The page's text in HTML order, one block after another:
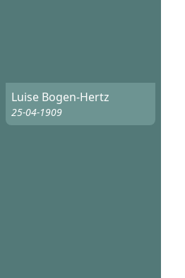
Luise Bogen-Hertz
25-04-1909